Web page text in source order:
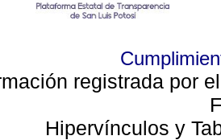
registrada por
Hipervínculos y